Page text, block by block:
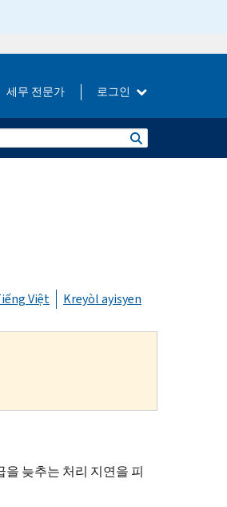
세무 전문가 로그인
Việt Kreyòl ayisyen
늦추는 처리 지연을 피